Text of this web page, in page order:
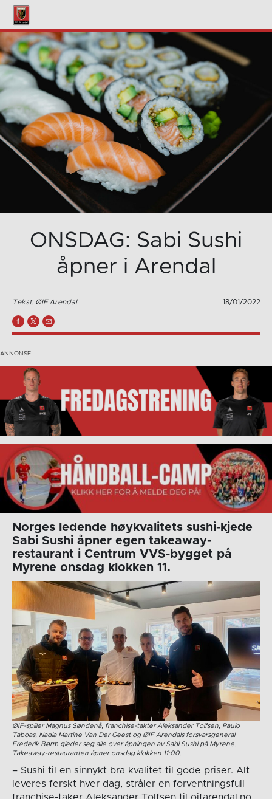
ONSDAG: Sabi Sushi
åpner i Arendal
Tekst: ØIF Arendal 18/01/2022
Norges ledende høykvalitets sushi-kjede
Sabi Sushi åpner egen takeaway-
restaurant i Centrum VVS-bygget på
Myrene onsdag klokken 11.
ØIF-spiller Magnus Søndenå, franchise-takter Aleksander Tolfsen, Paulo
Taboas, Nadia Martine Van Der Geest og ØIF Arendals forsvarsgeneral
Frederik Børm gleder seg alle over åpningen av Sabi Sushi på Myrene.
Takeaway-restauranten åpner onsdag klokken 11:00.
– Sushi til en sinnykt bra kvalitet til gode priser. Alt
leveres ferskt hver dag, stråler en forventningsfull